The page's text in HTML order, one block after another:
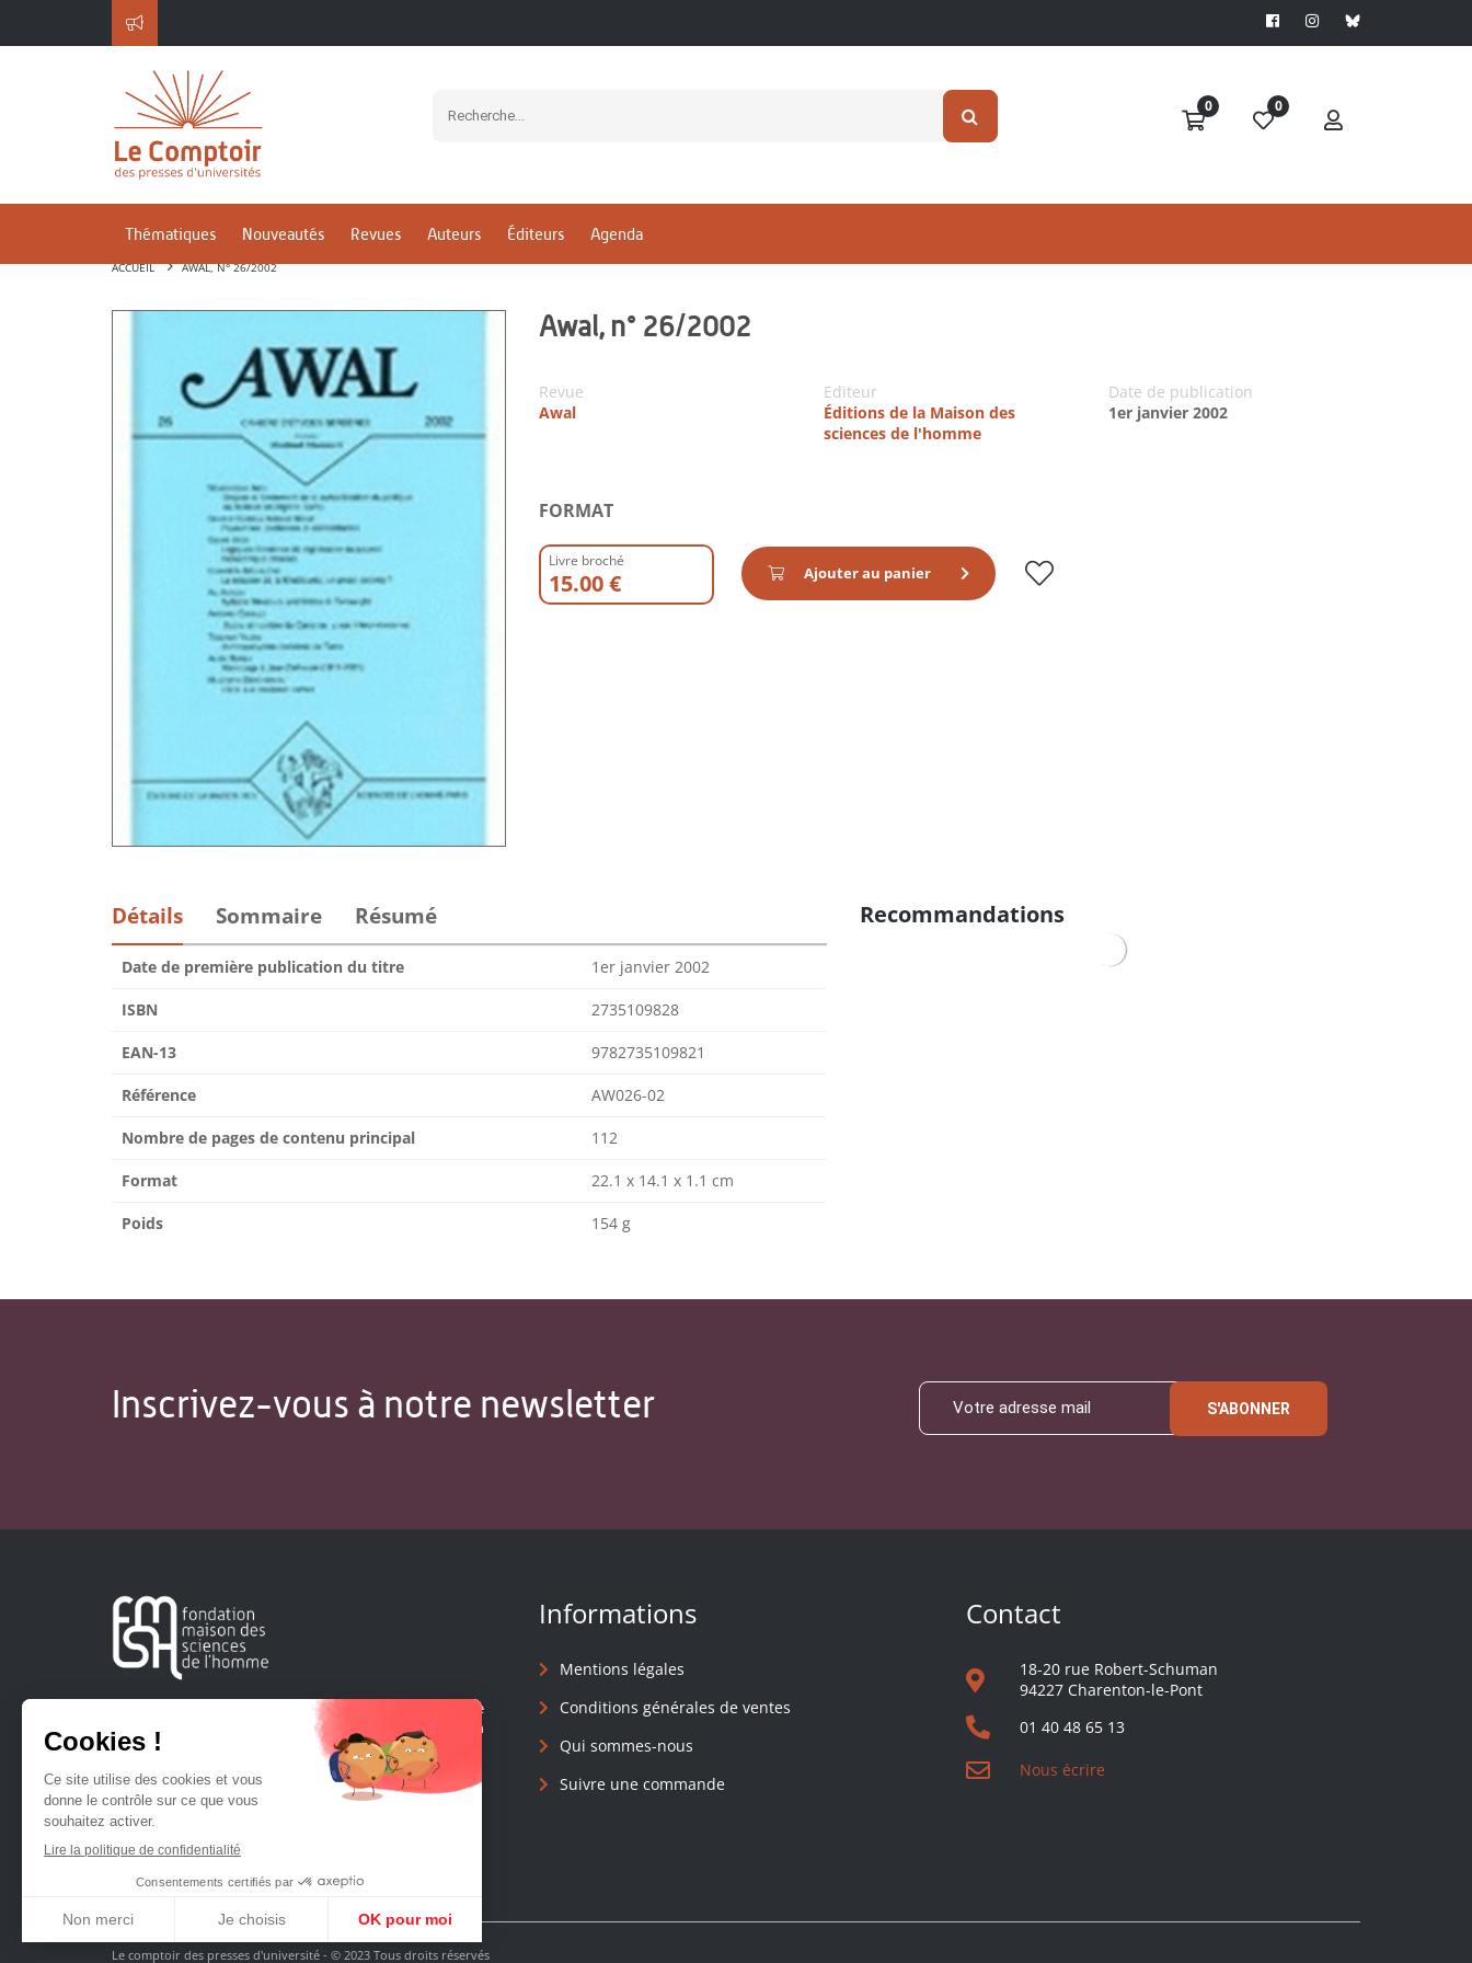
0 0
Thématiques Nouveautés Revues Auteurs Éditeurs Agenda
ACCUEIL AWAL, N° 26/2002
Awal, n° 26/2002
Revue
Awal
Editeur
Éditions de la Maison des
sciences de l'homme
Date de publication
1er janvier 2002
FORMAT
Livre broché
15.00 € Ajouter au panier
Détails Sommaire Résumé
Date de première publication du titre 1er janvier 2002
ISBN 2735109828
EAN-13 9782735109821
Référence AW026-02
Nombre de pages de contenu principal 112
Format 22.1 x 14.1 x 1.1 cm
Poids 154 g
Recommandations
Inscrivez-vous à notre newsletter S'ABONNER
Créée en 1963, la Fondation Maison Sciences de l'Homme
soutient la recherche et la diffusion des connaissances en
sciences humaines et sociales.
Informations
Mentions légales
Conditions générales de ventes
Qui sommes-nous
Suivre une commande
Contact
18-20 rue Robert-Schuman
94227 Charenton-le-Pont
01 40 48 65 13
Nous écrire
Le comptoir des presses d'université - © 2023 Tous droits réservés